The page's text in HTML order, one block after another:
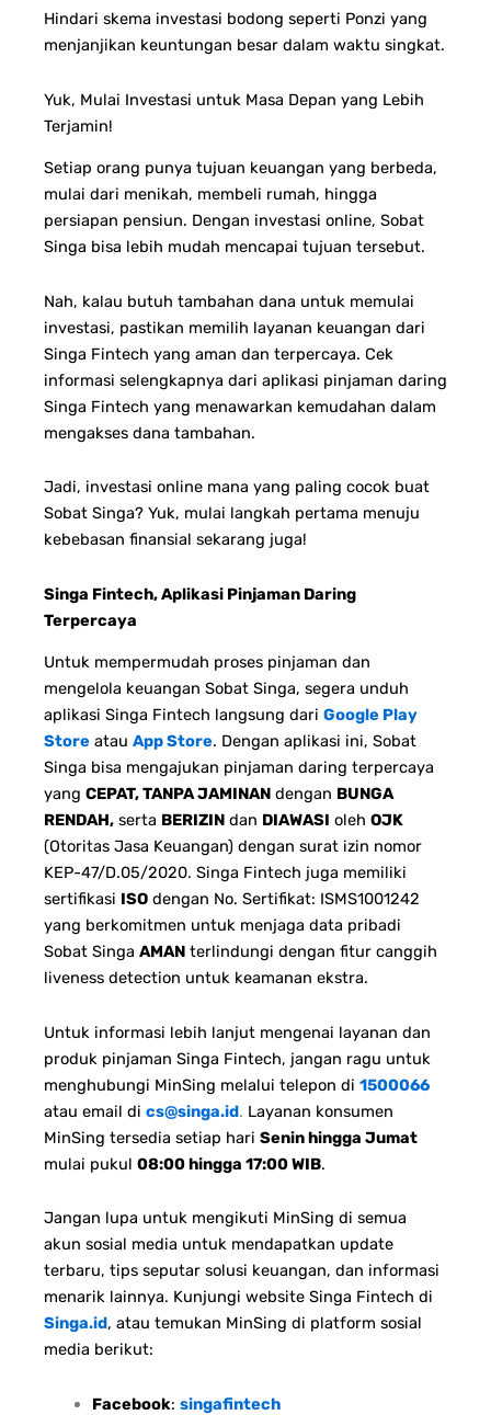
Hindari skema investasi bodong seperti Ponzi yang
menjanjikan keuntungan besar dalam waktu singkat.
Yuk, Mulai Investasi untuk Masa Depan yang Lebih
Terjamin!
Setiap orang punya tujuan keuangan yang berbeda,
mulai dari menikah, membeli rumah, hingga
persiapan pensiun. Dengan investasi online, Sobat
Singa bisa lebih mudah mencapai tujuan tersebut.
Nah, kalau butuh tambahan dana untuk memulai
investasi, pastikan memilih layanan keuangan dari
Singa Fintech yang aman dan terpercaya. Cek
informasi selengkapnya dari aplikasi pinjaman daring
Singa Fintech yang menawarkan kemudahan dalam
mengakses dana tambahan.
Jadi, investasi online mana yang paling cocok buat
Sobat Singa? Yuk, mulai langkah pertama menuju
kebebasan finansial sekarang juga!
Singa Fintech, Aplikasi Pinjaman Daring
Terpercaya
Untuk mempermudah proses pinjaman dan
mengelola keuangan Sobat Singa, segera unduh
aplikasi Singa Fintech langsung dari Google Play
Store atau App Store. Dengan aplikasi ini, Sobat
Singa bisa mengajukan pinjaman daring terpercaya
yang CEPAT, TANPA JAMINAN dengan BUNGA
RENDAH, serta BERIZIN dan DIAWASI oleh OJK
(Otoritas Jasa Keuangan) dengan surat izin nomor
KEP-47/D.05/2020. Singa Fintech juga memiliki
sertifikasi ISO dengan No. Sertifikat: ISMS1001242
yang berkomitmen untuk menjaga data pribadi
Sobat Singa AMAN terlindungi dengan fitur canggih
liveness detection untuk keamanan ekstra.
Untuk informasi lebih lanjut mengenai layanan dan
produk pinjaman Singa Fintech, jangan ragu untuk
menghubungi MinSing melalui telepon di 1500066
atau email di cs@singa.id. Layanan konsumen
MinSing tersedia setiap hari Senin hingga Jumat
mulai pukul 08:00 hingga 17:00 WIB.
Jangan lupa untuk mengikuti MinSing di semua
akun sosial media untuk mendapatkan update
terbaru, tips seputar solusi keuangan, dan informasi
menarik lainnya. Kunjungi website Singa Fintech di
Singa.id, atau temukan MinSing di platform sosial
media berikut:
Facebook: singafintech